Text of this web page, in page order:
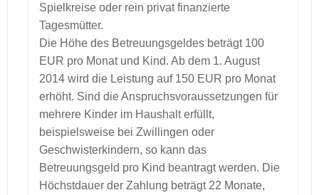
Spielkreise oder rein privat finanzierte
Tagesmütter.
Die Höhe des Betreuungsgeldes beträgt 100
EUR pro Monat und Kind. Ab dem 1. August
2014 wird die Leistung auf 150 EUR pro Monat
erhöht. Sind die Anspruchsvoraussetzungen für
mehrere Kinder im Haushalt erfüllt,
beispielsweise bei Zwillingen oder
Geschwisterkindern, so kann das
Betreuungsgeld pro Kind beantragt werden. Die
Höchstdauer der Zahlung beträgt 22 Monate,